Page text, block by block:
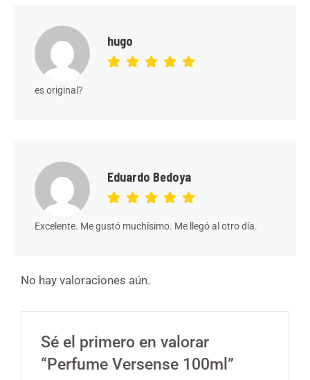
hugo
es original?
Eduardo Bedoya
Excelente. Me gustó muchísimo. Me llegó al otro día.
No hay valoraciones aún.
Sé el primero en valorar
“Perfume Versense 100ml”